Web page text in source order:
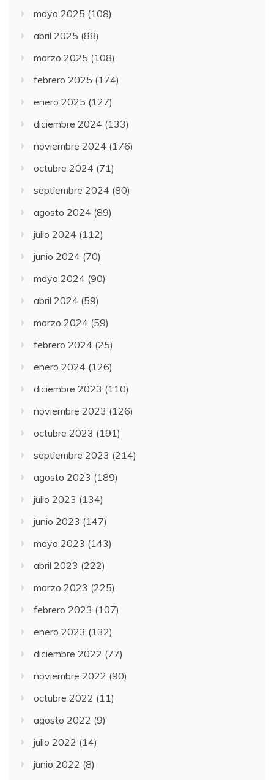
mayo 2025 (108)
abril 2025 (88)
marzo 2025 (108)
febrero 2025 (174)
enero 2025 (127)
diciembre 2024 (133)
noviembre 2024 (176)
octubre 2024 (71)
septiembre 2024 (80)
agosto 2024 (89)
julio 2024 (112)
junio 2024 (70)
mayo 2024 (90)
abril 2024 (59)
marzo 2024 (59)
febrero 2024 (25)
enero 2024 (126)
diciembre 2023 (110)
noviembre 2023 (126)
octubre 2023 (191)
septiembre 2023 (214)
agosto 2023 (189)
julio 2023 (134)
junio 2023 (147)
mayo 2023 (143)
abril 2023 (222)
marzo 2023 (225)
febrero 2023 (107)
enero 2023 (132)
diciembre 2022 (77)
noviembre 2022 (90)
octubre 2022 (11)
agosto 2022 (9)
julio 2022 (14)
junio 2022 (8)